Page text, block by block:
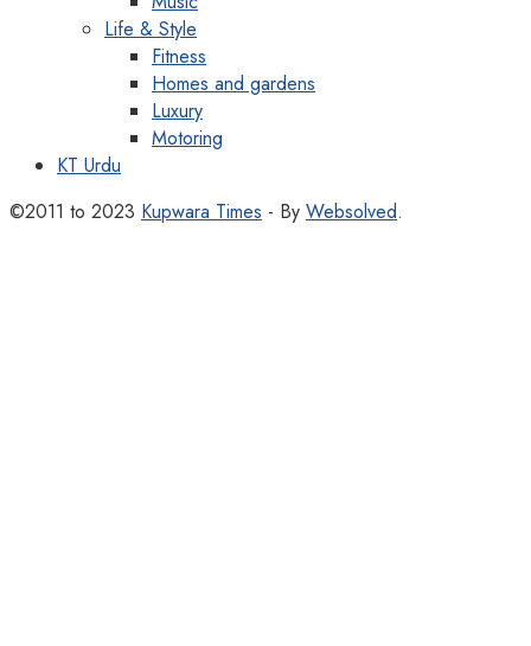
Life & Style
Fitness
Homes and gardens
Luxury
Motoring
KT Urdu
©2011 to 2023 Kupwara Times - By Websolved.